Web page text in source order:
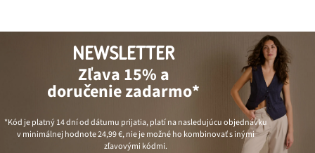
NEWSLETTER
Zľava 15% a
doručenie zadarmo*
*Kód je platný 14 dní od dátumu prijatia, platí na nasledujúcu objednávku
v minimálnej hodnote24,99 €, nie je možné ho kombinovať s inými
zľavovými kódmi.